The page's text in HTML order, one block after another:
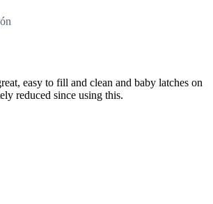
easy to fill and clean and baby latches on
reduced since using this.